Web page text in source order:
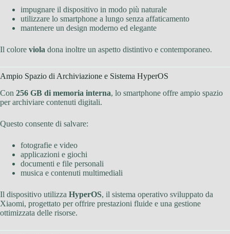
impugnare il dispositivo in modo più naturale
utilizzare lo smartphone a lungo senza affaticamento
mantenere un design moderno ed elegante
Il colore viola dona inoltre un aspetto distintivo e contemporaneo.
Ampio Spazio di Archiviazione e Sistema HyperOS
Con 256 GB di memoria interna, lo smartphone offre ampio spazio
per archiviare contenuti digitali.
Questo consente di salvare:
fotografie e video
applicazioni e giochi
documenti e file personali
musica e contenuti multimediali
Il dispositivo utilizza HyperOS, il sistema operativo sviluppato da
Xiaomi, progettato per offrire prestazioni fluide e una gestione
ottimizzata delle risorse.